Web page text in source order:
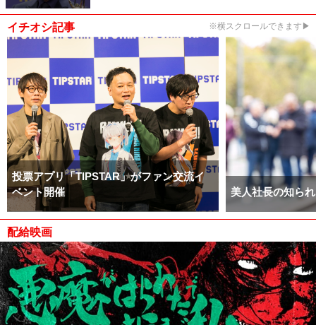
イチオシ記事 ※横スクロールできます▶
投票アプリ「TIPSTAR」がファン交流イ
ベント開催
美人社長の知ら
配給映画